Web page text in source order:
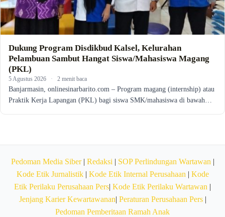
Dukung Program Disdikbud Kalsel, Kelurahan
Pelambuan Sambut Hangat Siswa/Mahasiswa Magang
(PKL)
5 Agustus 2026 · 2 menit baca
Banjarmasin, onlinesinarbarito.com – Program magang (internship) atau
Praktik Kerja Lapangan (PKL) bagi siswa SMK/mahasiswa di bawah…
Pedoman Media Siber| Redaksi | SOP Perlindungan Wartawan |
Kode Etik Jurnalistik| Kode Etik Internal Perusahaan | Kode
Etik Perilaku Perusahaan Pers| Kode Etik Perilaku Wartawan |
Jenjang Karier Kewartawanan| Peraturan Perusahaan Pers|
Pedoman Pemberitaan Ramah Anak